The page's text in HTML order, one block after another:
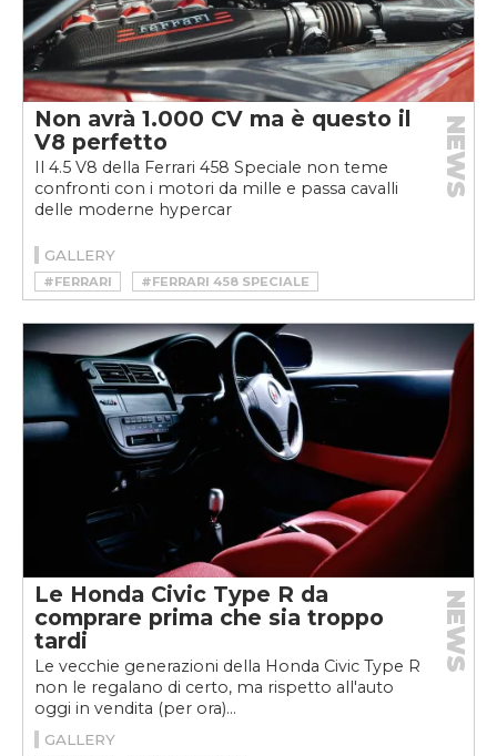
Non avrà 1.000 CV ma è questo il
V8 perfetto
Il 4.5 V8 della Ferrari 458 Speciale non teme
confronti con i motori da mille e passa cavalli
delle moderne hypercar
NEWS
GALLERY
#FERRARI #FERRARI 458 SPECIALE
Le Honda Civic Type R da
comprare prima che sia troppo
tardi
Le vecchie generazioni della Honda Civic Type R
non le regalano di certo, ma rispetto all'auto
oggi in vendita (per ora)...
NEWS
GALLERY